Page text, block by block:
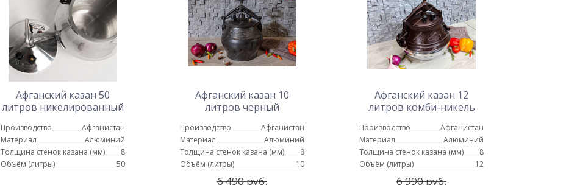
Афганский казан 50
литров никелированный
Производство
Афганистан
Материал
Алюминий
Толщина стенок казана (мм)
8
Объём (литры)
50
Афганский казан 10
литров черный
Производство
Афганистан
Материал
Алюминий
Толщина стенок казана (мм)
8
Объём (литры)
10
6 490 руб.
Афганский казан 12
литров комби-никель
Производство
Афганистан
Материал
Алюминий
Толщина стенок казана (мм)
8
Объём (литры)
12
6 990 руб.